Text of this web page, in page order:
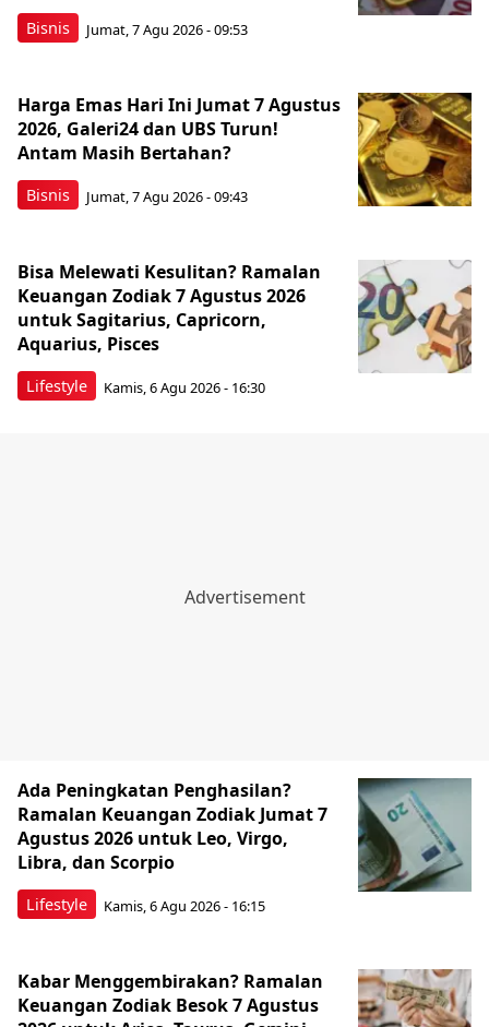
Bisnis Jumat, 7 Agu 2026 - 09:53
Bisnis
Harga Emas Hari Ini Jumat 7 Agustus
2026, Galeri24 dan UBS Turun!
Antam Masih Bertahan?
Jumat, 7 Agu 2026 - 09:43
Lifestyle
Bisa Melewati Kesulitan? Ramalan
Keuangan Zodiak 7 Agustus 2026
untuk Sagitarius, Capricorn,
Aquarius, Pisces
Kamis, 6 Agu 2026 - 16:30
Lifestyle
Ada Peningkatan Penghasilan?
Ramalan Keuangan Zodiak Jumat 7
Agustus 2026 untuk Leo, Virgo,
Libra, dan Scorpio
Kamis, 6 Agu 2026 - 16:15
Kabar Menggembirakan? Ramalan
Keuangan Zodiak Besok 7 Agustus